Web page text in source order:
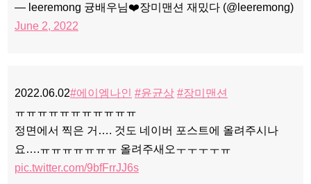
— leeremong 귱배우님❤️장미맨션 재밌다 (@leeremong)
June 2, 2022
2022.06.02#에이엠나인 #윤균상 #장미맨션
ㅠㅠㅠㅠㅠㅠㅠㅠㅠㅠㅠ
정면에서 찍은 거…. 것도 네이버 포스트에 올려주시나
요….ㅠㅠㅠㅠㅠㅠㅠ 올려주새오ㅜㅜㅜㅜㅠ
pic.twitter.com/9bfFrrJJ6s